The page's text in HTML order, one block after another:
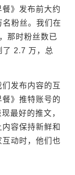
》发布前大约
粉丝。我们在
那时粉丝数已
了 2.7 万，总
发布内容的互
》推特账号的
最好的推文，
容保持新鲜和
动时，他们也